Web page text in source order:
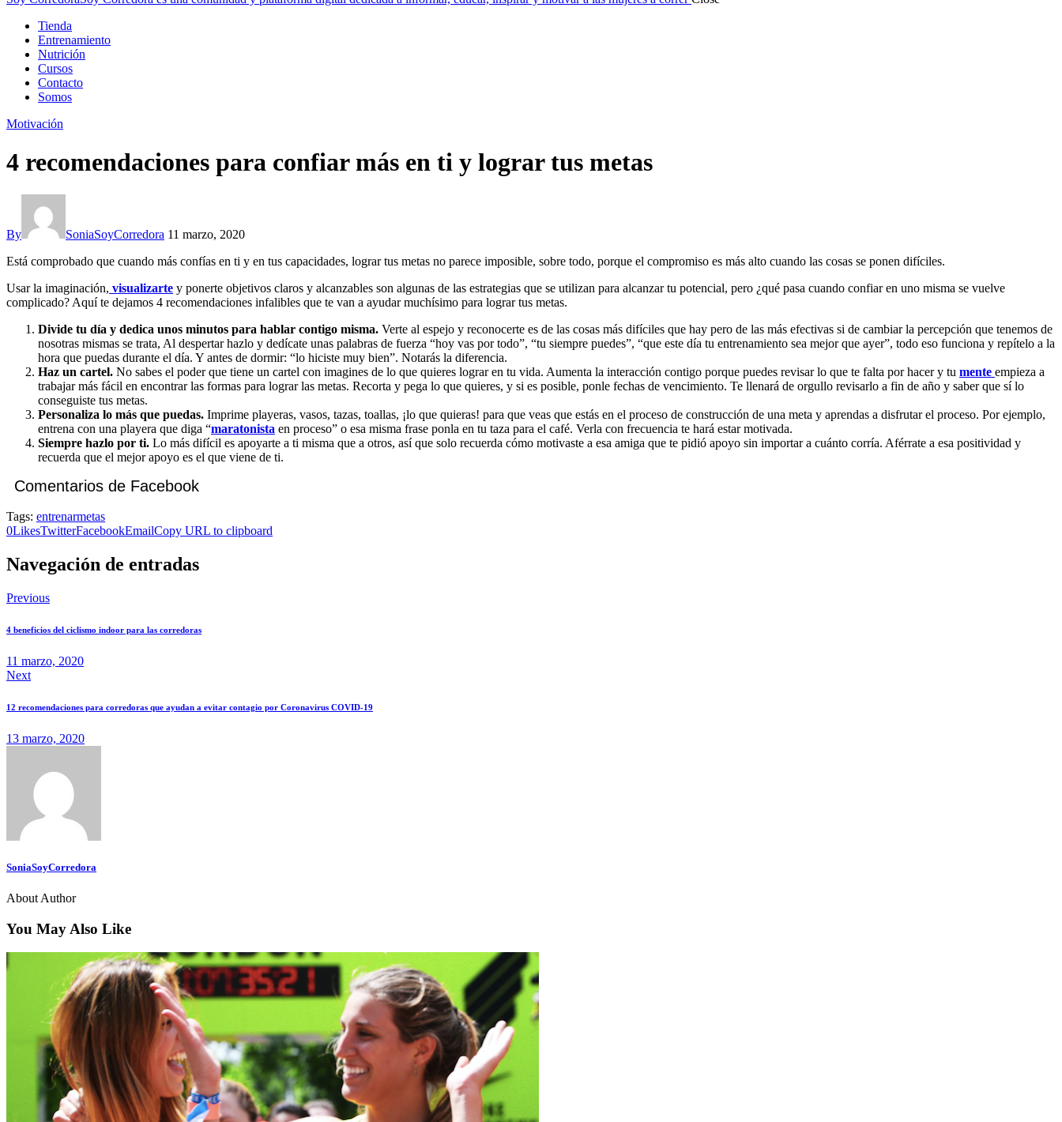
Tienda
Entrenamiento
Nutrición
Cursos
Contacto
Somos
Motivación
4 recomendaciones para confiar más en ti y lograr tus metas
By SoniaSoyCorredora 11 marzo, 2020
Está comprobado que cuando más confías en ti y en tus capacidades, lograr tus metas no parece imposible, sobre todo, porque el compromiso es más alto cuando las cosas se ponen difíciles.
Usar la imaginación, visualizarte y ponerte objetivos claros y alcanzables son algunas de las estrategias que se utilizan para alcanzar tu potencial, pero ¿qué pasa cuando confiar en uno misma se vuelve
complicado? Aquí te dejamos 4 recomendaciones infalibles que te van a ayudar muchísimo para lograr tus metas.
Divide tu día y dedica unos minutos para hablar contigo misma. Verte al espejo y reconocerte es de las cosas más difíciles que hay pero de las más efectivas si de cambiar la percepción que tenemos de
nosotras mismas se trata, Al despertar hazlo y dedícate unas palabras de fuerza “hoy vas por todo”, “tu siempre puedes”, “que este día tu entrenamiento sea mejor que ayer”, todo eso funciona y repítelo a la
hora que puedas durante el día. Y antes de dormir: “lo hiciste muy bien”. Notarás la diferencia.
Haz un cartel. No sabes el poder que tiene un cartel con imagines de lo que quieres lograr en tu vida. Aumenta la interacción contigo porque puedes revisar lo que te falta por hacer y tu mente empieza a
trabajar más fácil en encontrar las formas para lograr las metas. Recorta y pega lo que quieres, y si es posible, ponle fechas de vencimiento. Te llenará de orgullo revisarlo a fin de año y saber que sí lo
conseguiste tus metas.
Personaliza lo más que puedas. Imprime playeras, vasos, tazas, toallas, ¡lo que quieras! para que veas que estás en el proceso de construcción de una meta y aprendas a disfrutar el proceso. Por ejemplo,
entrena con una playera que diga “maratonista en proceso” o esa misma frase ponla en tu taza para el café. Verla con frecuencia te hará estar motivada.
Siempre hazlo por ti. Lo más difícil es apoyarte a ti misma que a otros, así que solo recuerda cómo motivaste a esa amiga que te pidió apoyo sin importar a cuánto corría. Aférrate a esa positividad y
recuerda que el mejor apoyo es el que viene de ti.
Comentarios de Facebook
Tags: entrenarmetas
0LikesTwitterFacebookEmailCopy URL to clipboard
Navegación de entradas
Previous
4 beneficios del ciclismo indoor para las corredoras
11 marzo, 2020
Next
12 recomendaciones para corredoras que ayudan a evitar contagio por Coronavirus COVID-19
13 marzo, 2020
SoniaSoyCorredora
About Author
You May Also Like